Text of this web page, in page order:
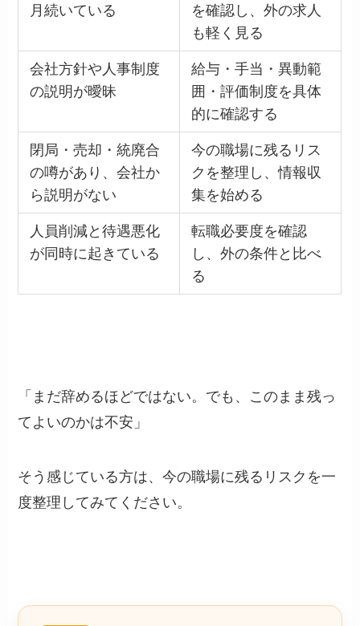
月続いている
を確認し、外の求人
も軽く見る
会社方針や人事制度
の説明が曖昧
給与・手当・異動範
囲・評価制度を具体
的に確認する
閉局・売却・統廃合
の噂があり、会社か
ら説明がない
今の職場に残るリス
クを整理し、情報収
集を始める
人員削減と待遇悪化
が同時に起きている
転職必要度を確認
し、外の条件と比べ
る
「まだ辞めるほどではない。でも、このまま残っ
てよいのかは不安」
そう感じている方は、今の職場に残るリスクを一
度整理してみてください。